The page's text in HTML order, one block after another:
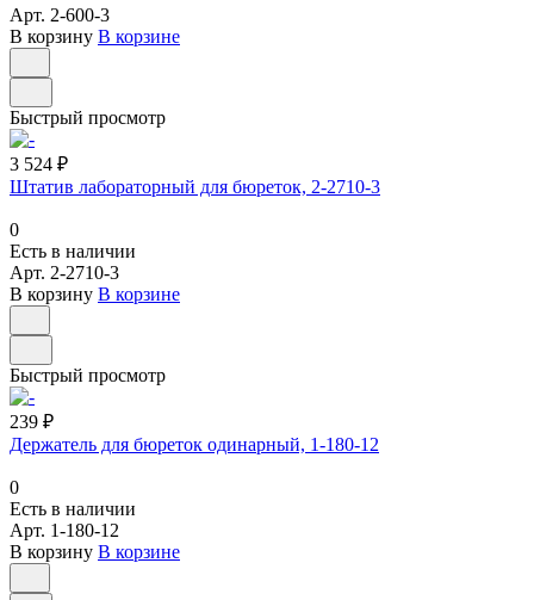
Арт. 2-600-3
В корзину В корзине
Быстрый просмотр
3 524 ₽
Штатив лабораторный для бюреток, 2-2710-3
0
Есть в наличии
Арт. 2-2710-3
В корзину В корзине
Быстрый просмотр
239 ₽
Держатель для бюреток одинарный, 1-180-12
0
Есть в наличии
Арт. 1-180-12
В корзину В корзине